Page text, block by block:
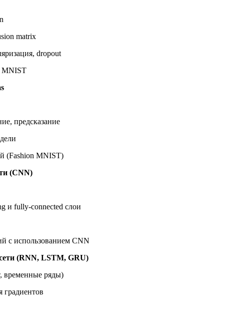
matrix
dropout
MNIST
предсказание
(Fashion MNIST)
(CNN)
и fully-connected слои
с использованием CNN
(RNN, LSTM, GRU)
временные ряды)
градиентов